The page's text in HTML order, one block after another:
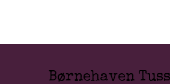
Børnehaven